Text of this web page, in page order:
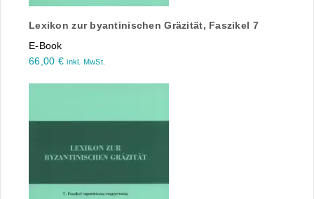
Lexikon zur byantinischen Gräzität, Faszikel 7
E-Book
66,00 € inkl. MwSt.